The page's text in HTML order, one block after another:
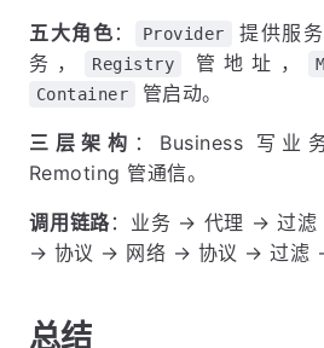
五大角色 ： Provider 提供服务
务，
Registry 管地址，
Container 管启动。
三层架构 ：Business 写业
Remoting 管通信。
调用链路：业务 → 代理 → 过滤
→ 协议 → 网络 → 协议 → 过滤
总结